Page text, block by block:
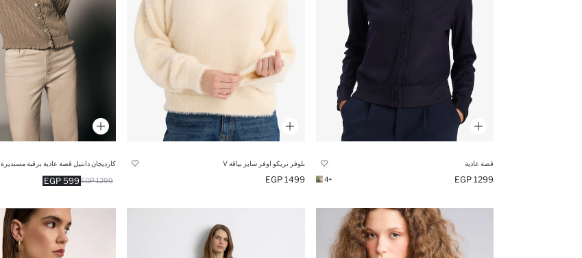
قصة عادية
1299 EGP
+4
بلوفر تريكو اوفر سايز بياقة V
1499 EGP
كارديجان دانتيل قصة عادية برقبة مستديرة
599 EGP 1299 EGP